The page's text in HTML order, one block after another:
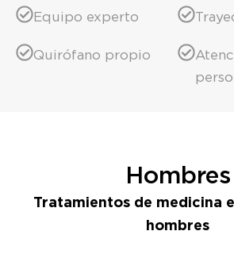
Equipo experto
Quirófano propio
Hombres
Tratamientos de medicina
hombres